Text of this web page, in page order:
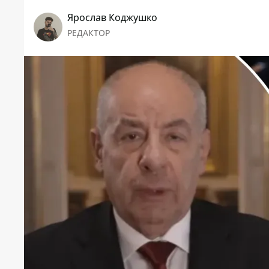
Ярослав Коджушко
РЕДАКТОР